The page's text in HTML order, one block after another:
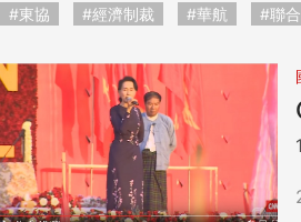
#東協 #經濟制裁 #華航 #聯